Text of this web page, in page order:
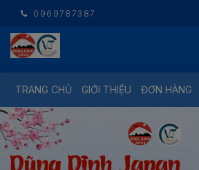
0969787387
TRANG CHỦ GIỚI THIỆU ĐƠN HÀNG